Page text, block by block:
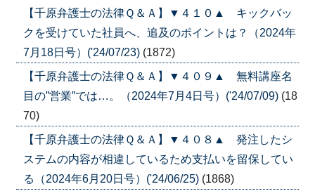
【千原弁護士の法律Ｑ＆Ａ】▼４１０▲ キックバッ
クを受けていた社員へ、追及のポイントは？（2024年
7月18日号）('24/07/23) (1872)
【千原弁護士の法律Ｑ＆Ａ】▼４０９▲ 無料講座名
目の”営業”では…。（2024年7月4日号）('24/07/09) (18
70)
【千原弁護士の法律Ｑ＆Ａ】▼４０８▲ 発注したシ
ステムの内容が相違しているため支払いを留保してい
る（2024年6月20日号）('24/06/25) (1868)